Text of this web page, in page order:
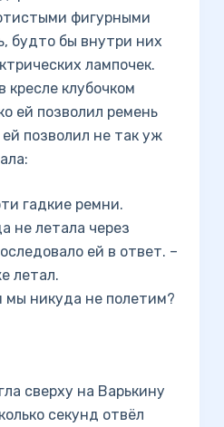
фигурными
будто бы внутри них
лампочек.
кресле клубочком
ей позволил ремень
позволил не так уж
гадкие ремни.
не летала через
ей в ответ. –
летал.
мы никуда не полетим?
сверху на Варькину
секунд отвёл